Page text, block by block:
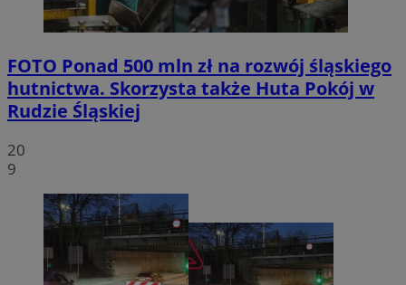
FOTO Ponad 500 mln zł na rozwój śląskiego
hutnictwa. Skorzysta także Huta Pokój w
Rudzie Śląskiej
20
9